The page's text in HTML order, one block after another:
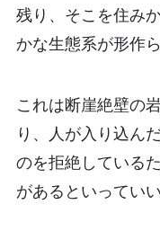
残り、そこを住み
かな生態系が形作
これは断崖絶壁の
り、人が入り込ん
のを拒絶している
があるといってい